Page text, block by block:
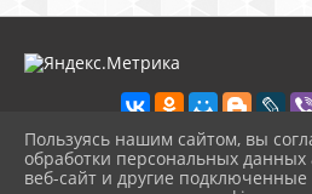
2026 г. nolinsk-museum.ru
Пользуясь нашим сайтом, вы
обработки персональных
веб-сайт и другие подключенные